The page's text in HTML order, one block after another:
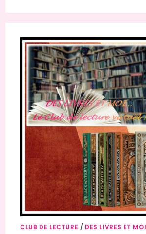
CLUB DE LECTURE / DES LIVRES ET MOI